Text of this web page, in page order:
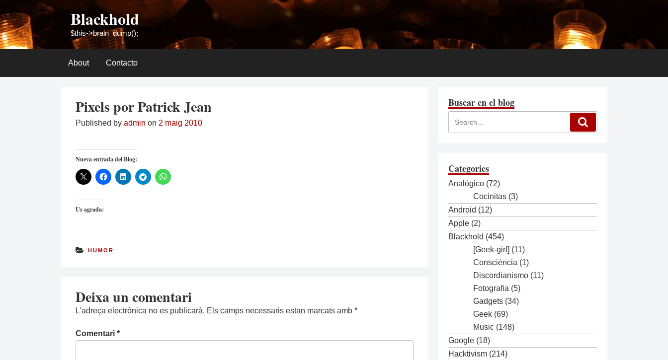
to
content
Blackhold
$this->brain_dump();
About Contacto
Pixels por Patrick Jean
Published by admin on 2 maig 2010
Nueva entrada del Blog:
Us agrada:
HUMOR
Deixa un comentari
L'adreça electrònica no es publicarà. Els camps necessaris estan marcats amb *
Comentari *
Buscar en el blog
Categories
Analógico (72)
Cocinitas (3)
Android (12)
Apple (2)
Blackhold (454)
[Geek-girl] (11)
Consciència (1)
Discordianismo (11)
Fotografia (5)
Gadgets (34)
Geek (69)
Music (148)
Google (18)
Hacktivism (214)